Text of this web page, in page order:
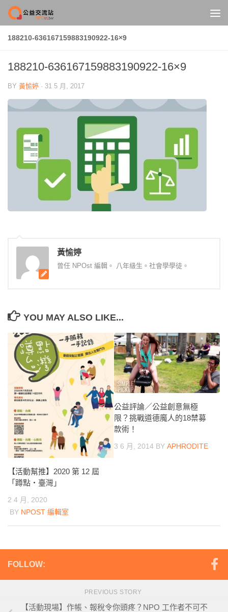
Skip to content
188210-636167159883190922-16×9
188210-636167159883190922-16×9
BY 黃愉婷 · 31 5 月, 2017
黃愉婷
曾任 NPOst 編輯。 八年級生。社會學學徒。
YOU MAY ALSO LIKE...
【活動幫推】2020 第 12 屆
「蹲點‧臺灣」
2 4 月, 2020
BY NPOST 編輯室
公益評論／公益創意無極
限？挑戰道德魔人的18禁募
款術！
3 6 月, 2014 BY APHRODITE
FOLLOW:
PREVIOUS STORY
【活動現場】作帳、報稅令你頭疼？NPO 工作者不可不